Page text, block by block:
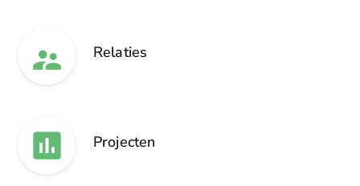
Relaties
Projecten